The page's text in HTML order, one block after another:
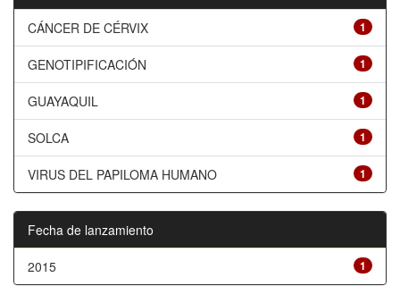
1
CÁNCER DE CÉRVIX
1
GENOTIPIFICACIÓN
1
GUAYAQUIL
1
SOLCA
1
VIRUS DEL PAPILOMA HUMANO
Fecha de lanzamiento
1
2015